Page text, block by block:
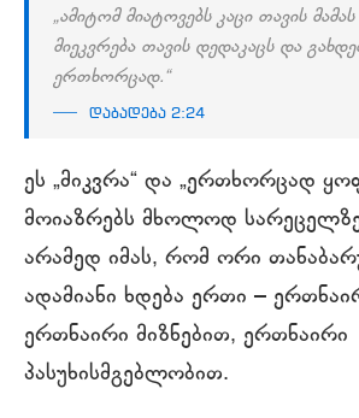
„ამიტომ მიატოვებს კაცი თავის
მიეკვრება თავის დედაკაცს და
ერთხორცად.“
დაბადება 2:24
ეს „მიკვრა“ და „ერთხორცად
მოიაზრებს მხოლოდ
არამედ იმას, რომ ორი
ადამიანი ხდება ერთი –
ერთნაირი მიზნებით, ერთნაირი
პასუხისმგებლობით.